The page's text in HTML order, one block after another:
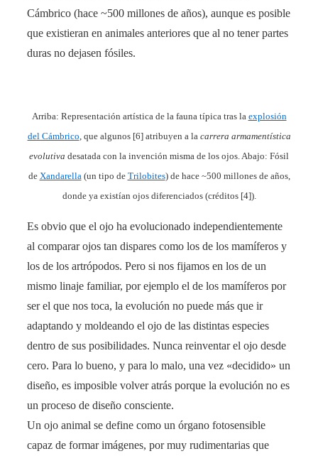
Cámbrico (hace ~500 millones de años), aunque es posible
que existieran en animales anteriores que al no tener partes
duras no dejasen fósiles.
Arriba: Representación artística de la fauna típica tras la explosión
del Cámbrico , que algunos [6] atribuyen a la carrera armamentística
evolutiva desatada con la invención misma de los ojos. Abajo: Fósil
de Xandarella (un tipo de Trilobites) de hace ~500 millones de años,
donde ya existían ojos diferenciados (créditos [4]).
Es obvio que el ojo ha evolucionado independientemente
al comparar ojos tan dispares como los de los mamíferos y
los de los artrópodos. Pero si nos fijamos en los de un
mismo linaje familiar, por ejemplo el de los mamíferos por
ser el que nos toca, la evolución no puede más que ir
adaptando y moldeando el ojo de las distintas especies
dentro de sus posibilidades. Nunca reinventar el ojo desde
cero. Para lo bueno, y para lo malo, una vez «decidido» un
diseño, es imposible volver atrás porque la evolución no es
un proceso de diseño consciente.
Un ojo animal se define como un órgano fotosensible
capaz de formar imágenes, por muy rudimentarias que